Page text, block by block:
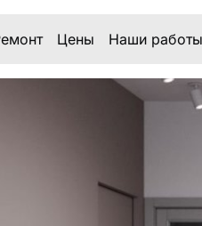
Цены Наши работы